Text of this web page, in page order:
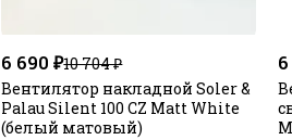
6 690 ₽10 704 ₽
Вентилятор накладной Soler &
Palau Silent 100 CZ Matt White
(белый матовый)